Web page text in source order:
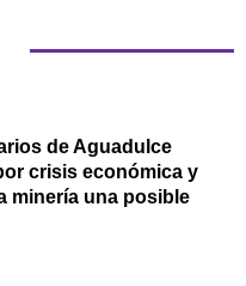
de Aguadulce
crisis económica y
minería una posible